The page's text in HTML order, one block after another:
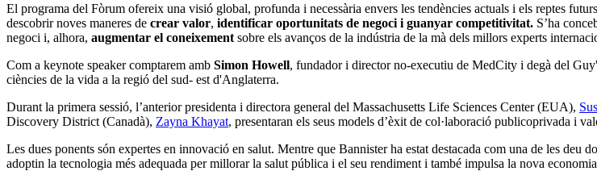
El programa del Fòrum ofereix una visió global, profunda i necessària envers les tendències actuals i els reptes
descobrir noves maneres de crear valor, identificar oportunitats de negoci i guanyar competitivitat. S’ha
negoci i, alhora, augmentar el coneixement sobre els avanços de la indústria de la mà dels millors experts
Com a keynote speaker comptarem amb Simon Howell, fundador i director no-executiu de MedCity i degà del
ciències de la vida a la regió del sud- est d'Anglaterra.
Durant la primera sessió, l’anterior presidenta i directora general del Massachusetts Life Sciences Center (EUA),
Discovery District (Canadà), Zayna Khayat, presentaran els seus models d’èxit de col·laboració publicoprivada i
Les dues ponents són expertes en innovació en salut. Mentre que Bannister ha estat destacada com una de les deu
adoptin la tecnologia més adequada per millorar la salut pública i el seu rendiment i també impulsa la nova